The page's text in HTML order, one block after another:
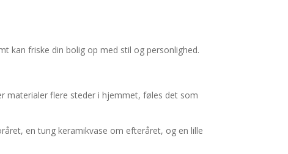
kan friske din bolig op med stil og personlighed.
materialer flere steder i hjemmet, føles det som
en tung keramikvase om efteråret, og en lille